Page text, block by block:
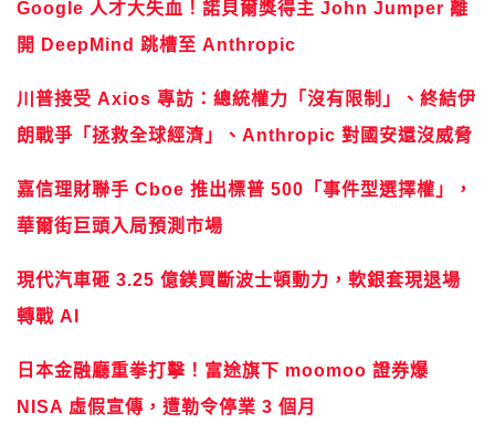
Google 人才大失血！諾貝爾獎得主 John Jumper 離
開 DeepMind 跳槽至 Anthropic
川普接受 Axios 專訪：總統權力「沒有限制」、終結伊
朗戰爭「拯救全球經濟」、Anthropic 對國安還沒威脅
嘉信理財聯手 Cboe 推出標普 500「事件型選擇權」，
華爾街巨頭入局預測市場
現代汽車砸 3.25 億鎂買斷波士頓動力，軟銀套現退場
轉戰 AI
日本金融廳重拳打擊！富途旗下 moomoo 證券爆
NISA 虛假宣傳，遭勒令停業 3 個月